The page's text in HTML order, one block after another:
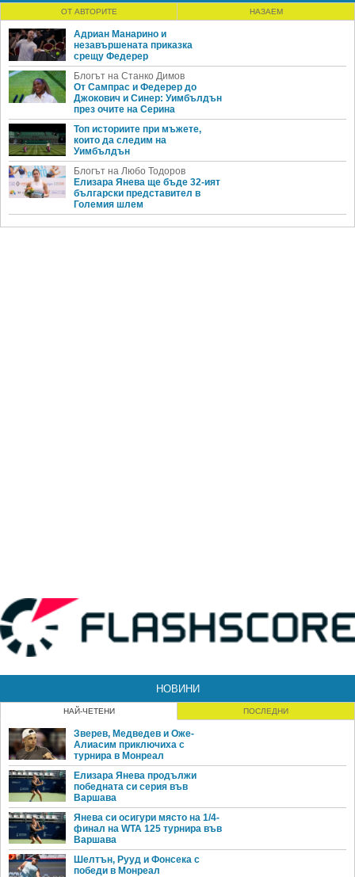
ОТ АВТОРИТЕ НАЗАЕМ
Адриан Манарино и
незавършената приказка
срещу Федерер
Блогът на Станко Димов
От Сампрас и Федерер до
Джокович и Синер: Уимбълдън
през очите на Серина
Топ историите при мъжете,
които да следим на
Уимбълдън
Блогът на Любо Тодоров
Елизара Янева ще бъде 32-ият
български представител в
Големия шлем
НОВИНИ
НАЙ-ЧЕТЕНИ ПОСЛЕДНИ
Зверев, Медведев и Оже-
Алиасим приключиха с
турнира в Монреал
Елизара Янева продължи
победната си серия във
Варшава
Янева си осигури място на 1/4-
финал на WTA 125 турнира във
Варшава
Шелтън, Рууд и Фонсека с
победи в Монреал